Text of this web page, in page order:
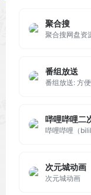
聚合搜
聚合搜网盘资
番组放送
番组放送: 方
哔哩哔哩二
次元城动画
次元城动画